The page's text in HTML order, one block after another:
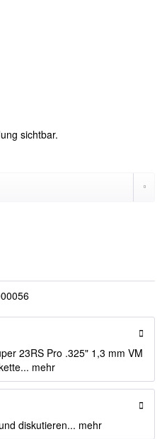
sichtbar.
23RS Pro .325" 1,3 mm VM
mehr
diskutieren... mehr